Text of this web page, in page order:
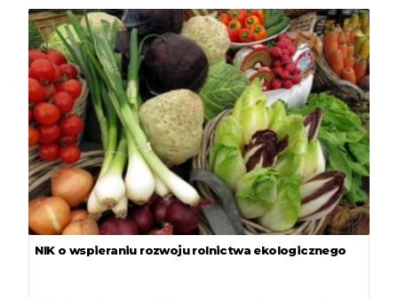
NIK o wspieraniu rozwoju rolnictwa ekologicznego